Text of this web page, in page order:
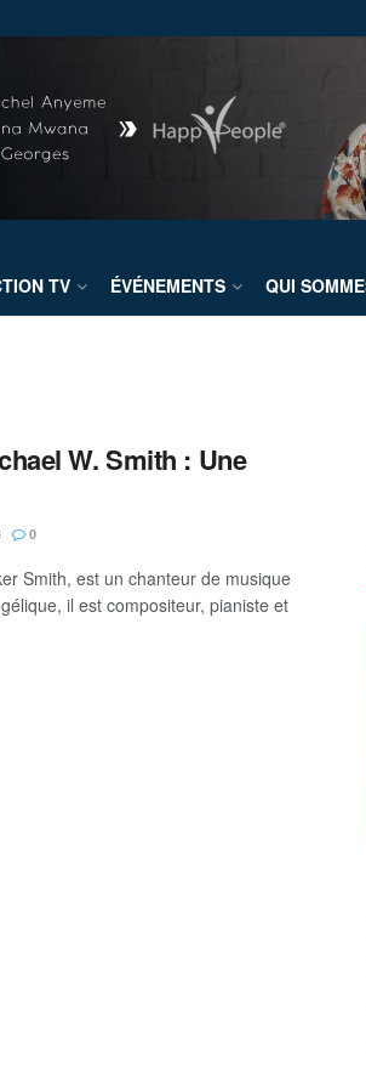
TV ÉVÉNEMENTS QUI
W. Smith : Une
0
Smith, est un chanteur de musique
il est compositeur, pianiste et